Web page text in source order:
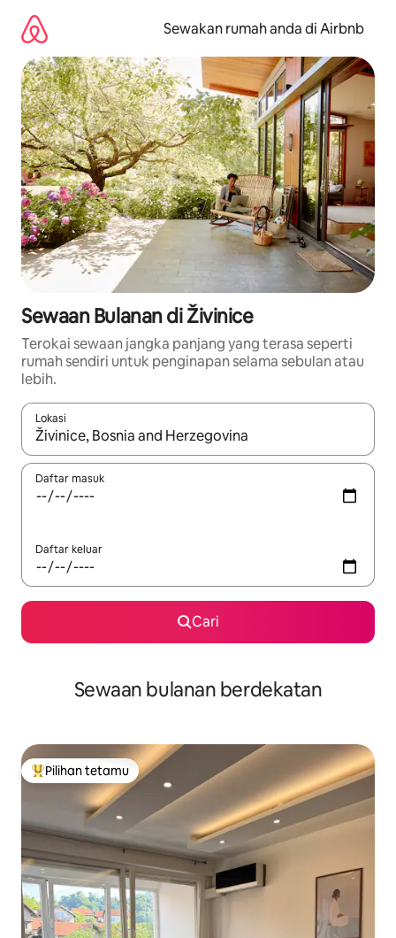
kandungan
Sewakan rumah anda di Airbnb
Sewaan Bulanan di Živinice
Terokai sewaan jangka panjang yang terasa seperti
rumah sendiri untuk penginapan selama sebulan atau
lebih.
Lokasi
Apabila hasil tersedia, navigasi dengan kekunci anak panah
Daftar masuk
Daftar keluar
Cari
Sewaan bulanan berdekatan
Pilihan utama tetamu
Pilihan tetamu